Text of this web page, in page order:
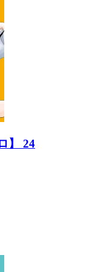
】 24